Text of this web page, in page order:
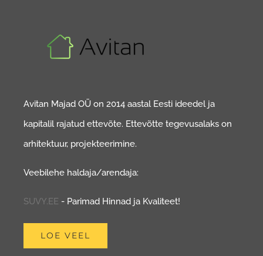
Avitan Majad OÜ on 2014 aastal Eesti ideedel ja
kapitalil rajatud ettevõte. Ettevõtte tegevusalaks on
arhitektuur, projekteerimine.
Veebilehe haldaja/arendaja:
SUVY.EE - Parimad Hinnad ja Kvaliteet!
LOE VEEL